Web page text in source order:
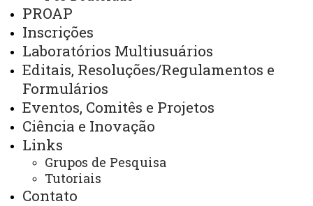
PROAP
Inscrições
Laboratórios Multiusuários
Editais, Resoluções/Regulamentos e
Formulários
Eventos, Comitês e Projetos
Ciência e Inovação
Links
Grupos de Pesquisa
Tutoriais
Contato
graduação
graduação
Pesquisa
de Dados - Mestrado e Doutorado
Residência Médica
u